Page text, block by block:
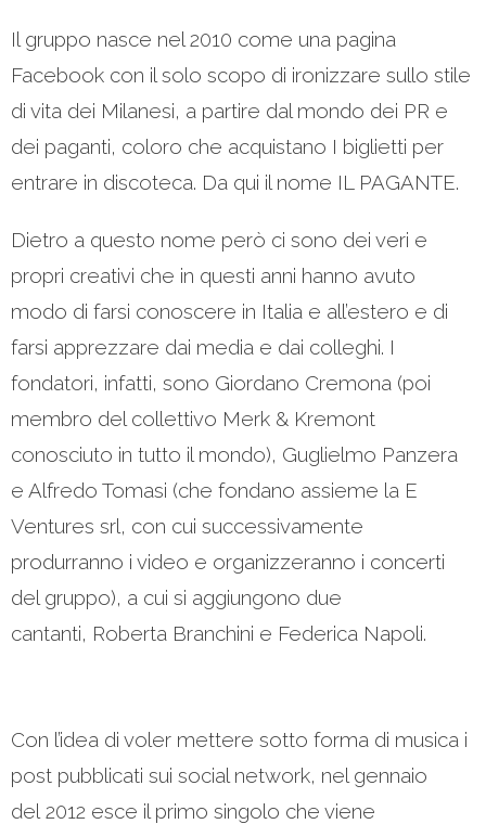
Il gruppo nasce nel 2010 come una pagina
Facebook con il solo scopo di ironizzare sullo stile
di vita dei Milanesi, a partire dal mondo dei PR e
dei paganti, coloro che acquistano I biglietti per
entrare in discoteca. Da qui il nome IL PAGANTE.
Dietro a questo nome però ci sono dei veri e
propri creativi che in questi anni hanno avuto
modo di farsi conoscere in Italia e all’estero e di
farsi apprezzare dai media e dai colleghi. I
fondatori, infatti, sono Giordano Cremona (poi
membro del collettivo Merk & Kremont
conosciuto in tutto il mondo), Guglielmo Panzera
e Alfredo Tomasi (che fondano assieme la E
Ventures srl, con cui successivamente
produrranno i video e organizzeranno i concerti
del gruppo), a cui si aggiungono due
cantanti, Roberta Branchini e Federica Napoli.
Con l’idea di voler mettere sotto forma di musica i
post pubblicati sui social network, nel gennaio
del 2012 esce il primo singolo che viene